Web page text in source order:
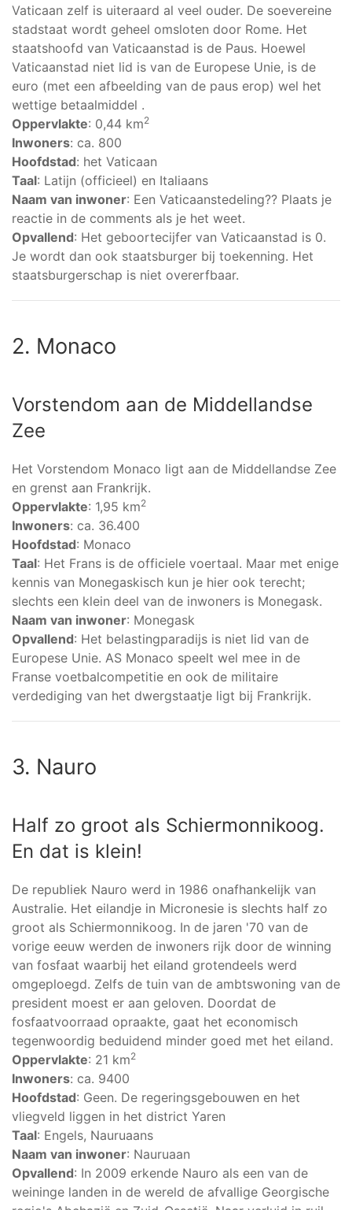
Vaticaan zelf is uiteraard al veel ouder. De soevereine
stadstaat wordt geheel omsloten door Rome. Het
staatshoofd van Vaticaanstad is de Paus. Hoewel
Vaticaanstad niet lid is van de Europese Unie, is de
euro (met een afbeelding van de paus erop) wel het
wettige betaalmiddel .
Oppervlakte: 0,44 km2
Inwoners: ca. 800
Hoofdstad: het Vaticaan
Taal: Latijn (officieel) en Italiaans
Naam van inwoner: Een Vaticaanstedeling?? Plaats je
reactie in de comments als je het weet.
Opvallend: Het geboortecijfer van Vaticaanstad is 0.
Je wordt dan ook staatsburger bij toekenning. Het
staatsburgerschap is niet overerfbaar.
2. Monaco
Vorstendom aan de Middellandse
Zee
Het Vorstendom Monaco ligt aan de Middellandse Zee
en grenst aan Frankrijk.
Oppervlakte: 1,95 km2
Inwoners: ca. 36.400
Hoofdstad: Monaco
Taal: Het Frans is de officiele voertaal. Maar met enige
kennis van Monegaskisch kun je hier ook terecht;
slechts een klein deel van de inwoners is Monegask.
Naam van inwoner: Monegask
Opvallend: Het belastingparadijs is niet lid van de
Europese Unie. AS Monaco speelt wel mee in de
Franse voetbalcompetitie en ook de militaire
verdediging van het dwergstaatje ligt bij Frankrijk.
3. Nauro
Half zo groot als Schiermonnikoog.
En dat is klein!
De republiek Nauro werd in 1986 onafhankelijk van
Australie. Het eilandje in Micronesie is slechts half zo
groot als Schiermonnikoog. In de jaren '70 van de
vorige eeuw werden de inwoners rijk door de winning
van fosfaat waarbij het eiland grotendeels werd
omgeploegd. Zelfs de tuin van de ambtswoning van de
president moest er aan geloven. Doordat de
fosfaatvoorraad opraakte, gaat het economisch
tegenwoordig beduidend minder goed met het eiland.
Oppervlakte: 21 km2
Inwoners: ca. 9400
Hoofdstad: Geen. De regeringsgebouwen en het
vliegveld liggen in het district Yaren
Taal: Engels, Nauruaans
Naam van inwoner: Nauruaan
Opvallend: In 2009 erkende Nauro als een van de
weininge landen in de wereld de afvallige Georgische